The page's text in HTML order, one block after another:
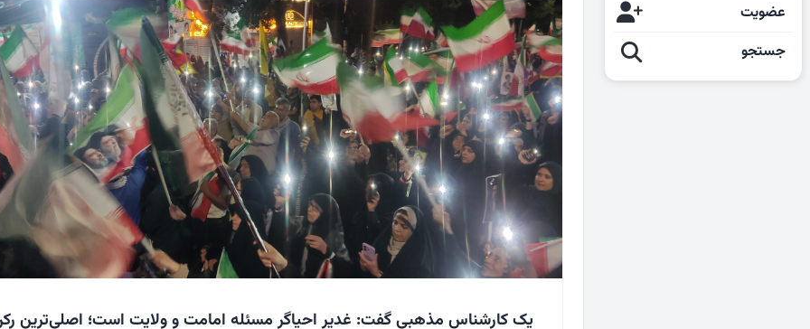
عضویت
جستجو
یک کارشناس مذهبی گفت: غدیر احیاگر مسئله امامت و ولایت است؛ اصلی‌ترین